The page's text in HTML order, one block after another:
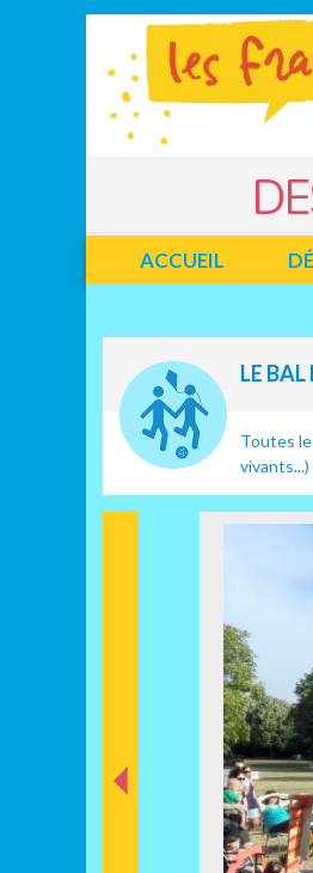
ACCUEIL Facebook
LE
Toutes
vivants...)
Panneau de gestion des cookies